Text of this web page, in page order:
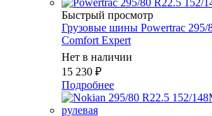
Быстрый просмотр
Грузовые шины Powertrac 295/
Comfort Expert
Нет в наличии
15 230 ₽
Подробнее